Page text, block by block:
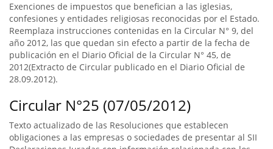
Exenciones de impuestos que benefician a las iglesias,
confesiones y entidades religiosas reconocidas por el Estado.
Reemplaza instrucciones contenidas en la Circular N° 9, del
año 2012, las que quedan sin efecto a partir de la fecha de
publicación en el Diario Oficial de la Circular N° 45, de
2012(Extracto de Circular publicado en el Diario Oficial de
28.09.2012).
Circular N°25 (07/05/2012)
Texto actualizado de las Resoluciones que establecen
obligaciones a las empresas o sociedades de presentar al SII